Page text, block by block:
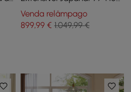
cm Redonda a Oval
Natural, Acomoda 4-6
Pessoas
Venda relâmpago
899,99€ 1.049,99 €